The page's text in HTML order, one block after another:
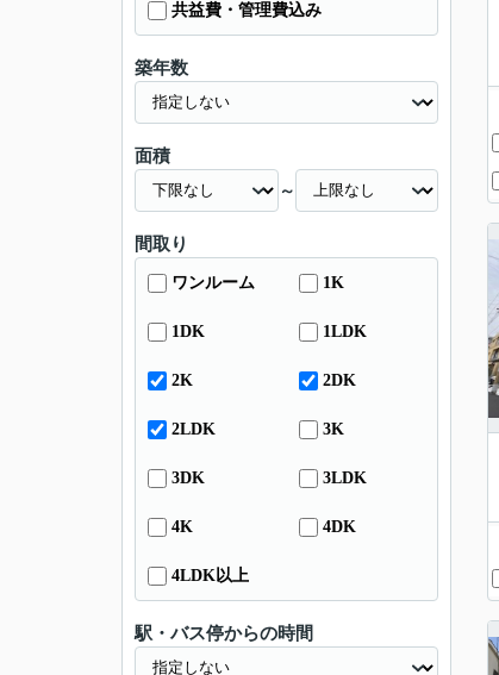
共益費・管理費込み
築年数
面積
～
間取り
ワンルーム 1K
1DK 1LDK
2K 2DK
2LDK 3K
3DK 3LDK
4K 4DK
4LDK以上
駅・バス停からの時間